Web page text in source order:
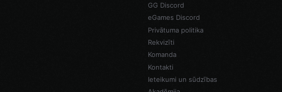
GG Discord
eGames Discord
Privātuma politika
Rekvizīti
Komanda
Kontakti
Ieteikumi un sūdzības